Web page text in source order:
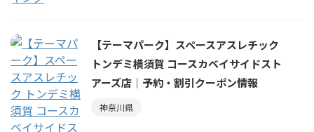
【テーマパーク】スペースアスレチック
トンデミ横須賀 コースカベイサイドスト
アーズ店｜予約・割引クーポン情報
神奈川県